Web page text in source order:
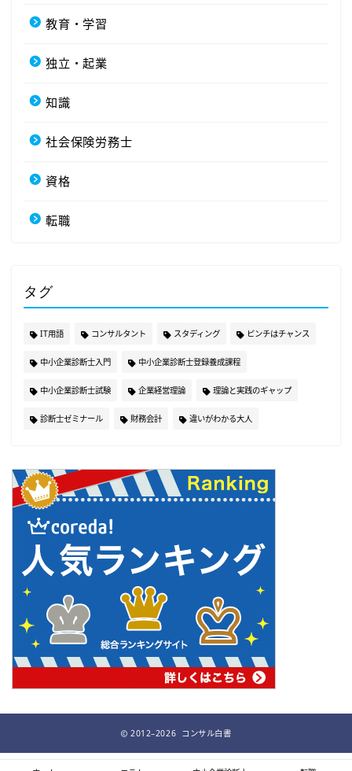
教育・学習
独立・起業
知識
社会保険労務士
資格
転職
タグ
IT用語 コンサルタント スタディング ピンチはチャンス
中小企業診断士入門 中小企業診断士登録養成課程
中小企業診断士試験 企業経営理論 理論と実践のギャップ
診断士ゼミナール 財務会計 違いがわかる大人
2012–2026 コンサル白書